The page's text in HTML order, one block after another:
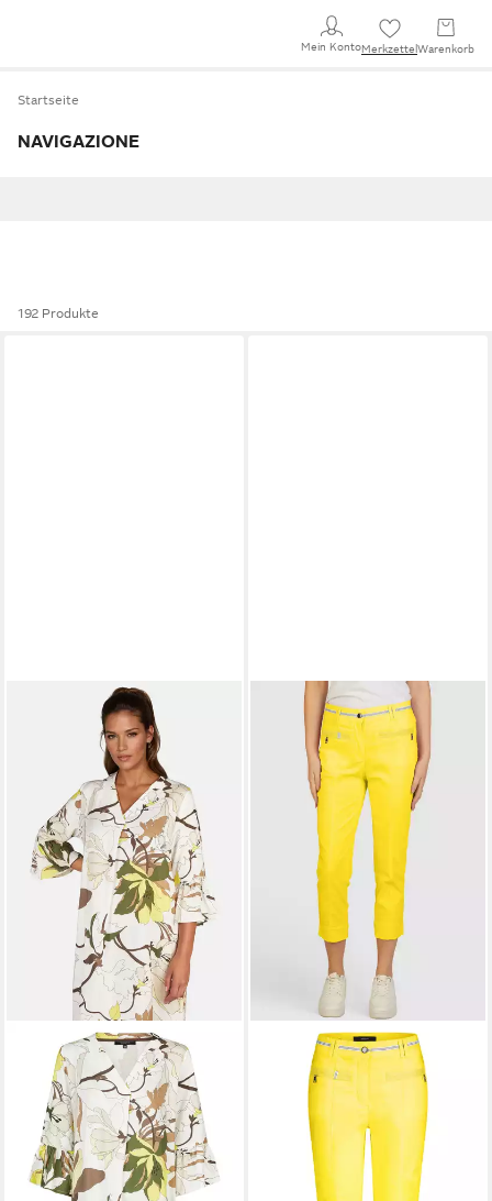
Mein KontoMerkzettel Warenkorb
Startseite
NAVIGAZIONE
192 Produkte